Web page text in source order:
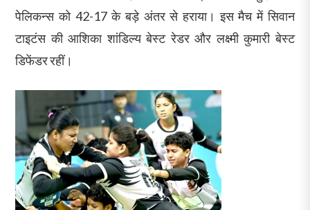
पेलिकन्स को 42-17 के बड़े अंतर से हराया। इस मैच में सिवान
टाइटंस की आशिका शांडिल्य बेस्ट रेडर और लक्ष्मी कुमारी बेस्ट
डिफेंडर रहीं।